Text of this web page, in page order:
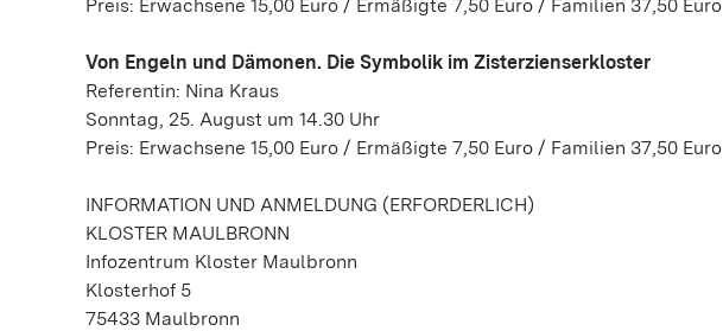
Preis: Erwachsene 15,00 Euro / Ermäßigte 7,50 Euro / Familien 37,50 Euro
Von Engeln und Dämonen. Die Symbolik im Zisterzienserkloster
Referentin: Nina Kraus
Sonntag, 25. August um 14.30 Uhr
Preis: Erwachsene 15,00 Euro / Ermäßigte 7,50 Euro / Familien 37,50 Euro
INFORMATION UND ANMELDUNG (ERFORDERLICH)
KLOSTER MAULBRONN
Infozentrum Kloster Maulbronn
Klosterhof 5
75433 Maulbronn